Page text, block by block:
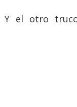
Y el otro